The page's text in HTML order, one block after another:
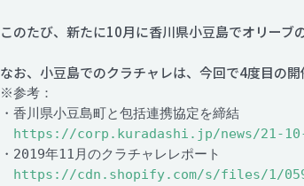
このたび、新たに10月に香川県小豆島でオリーブ
なお、小豆島でのクラチャレは、今回で4度目の開
※参考：
・香川県小豆島町と包括連携協定を締結
https://corp.kuradashi.jp/news/21-
・2019年11月のクラチャレレポート
https://cdn.shopify.com/s/files/1/